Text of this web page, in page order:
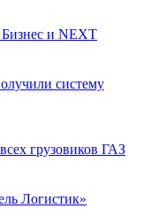
Бизнес и NEXT
систему
грузовиков ГАЗ
Логистик»